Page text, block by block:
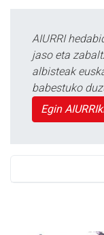
AIURRI
jaso eta
albisteak
babestuko
Egin